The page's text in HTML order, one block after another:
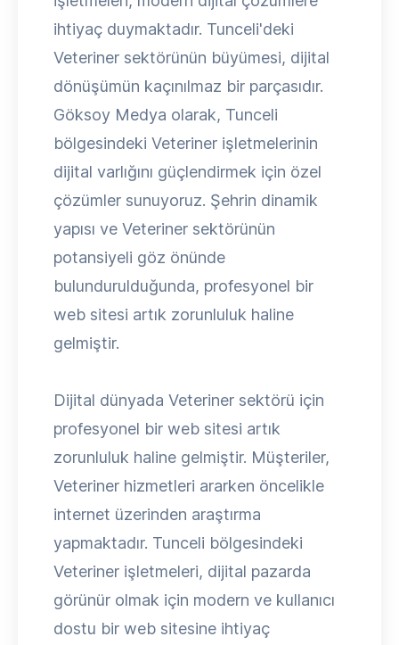
ihtiyaç duymaktadır. Tunceli'deki
Veteriner sektörünün büyümesi, dijital
dönüşümün kaçınılmaz bir parçasıdır.
Göksoy Medya olarak, Tunceli
bölgesindeki Veteriner işletmelerinin
dijital varlığını güçlendirmek için özel
çözümler sunuyoruz. Şehrin dinamik
yapısı ve Veteriner sektörünün
potansiyeli göz önünde
bulundurulduğunda, profesyonel bir
web sitesi artık zorunluluk haline
gelmiştir.
Dijital dünyada Veteriner sektörü için
profesyonel bir web sitesi artık
zorunluluk haline gelmiştir. Müşteriler,
Veteriner hizmetleri ararken öncelikle
internet üzerinden araştırma
yapmaktadır. Tunceli bölgesindeki
Veteriner işletmeleri, dijital pazarda
görünür olmak için modern ve kullanıcı
dostu bir web sitesine ihtiyaç